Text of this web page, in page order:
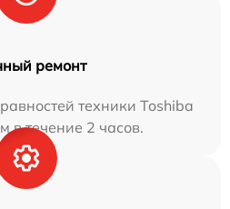
ремонт
техники Toshiba
в течение 2 часов.